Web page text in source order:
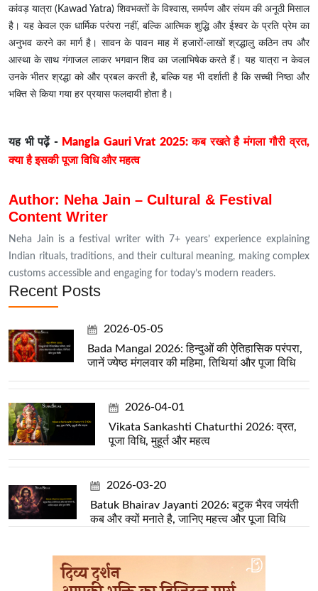
कांवड़ यात्रा (Kawad Yatra) शिवभक्तों के विश्वास, समर्पण और संयम की अनूठी मिसाल
है। यह केवल एक धार्मिक परंपरा नहीं, बल्कि आत्मिक शुद्धि और ईश्वर के प्रति प्रेम का
अनुभव करने का मार्ग है। सावन के पावन माह में हजारों-लाखों श्रद्धालु कठिन तप और
आस्था के साथ गंगाजल लाकर भगवान शिव का जलाभिषेक करते हैं। यह यात्रा न केवल
उनके भीतर श्रद्धा को और प्रबल करती है, बल्कि यह भी दर्शाती है कि सच्ची निष्ठा और
भक्ति से किया गया हर प्रयास फलदायी होता है।
यह भी पढ़ें - Mangla Gauri Vrat 2025: कब रखते है मंगला गौरी व्रत,
क्या है इसकी पूजा विधि और महत्व
Author: Neha Jain – Cultural & Festival
Content Writer
Neha Jain is a festival writer with 7+ years’ experience explaining
Indian rituals, traditions, and their cultural meaning, making complex
customs accessible and engaging for today’s modern readers.
Recent Posts
2026-05-05
Bada Mangal 2026: हिन्दुओं की ऐतिहासिक परंपरा,
जानें ज्येष्ठ मंगलवार की महिमा, तिथियां और पूजा विधि
2026-04-01
Vikata Sankashti Chaturthi 2026: व्रत,
पूजा विधि, मुहूर्त और महत्व
2026-03-20
Batuk Bhairav Jayanti 2026: बटुक भैरव जयंती
कब और क्यों मनाते है, जानिए महत्त्व और पूजा विधि